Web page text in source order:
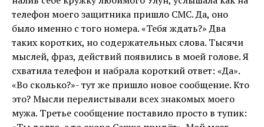
телефон моего защитника пришло СМС. Да, оно
было именно с того номера. «Тебя ждать?» Два
таких коротких, но содержательных слова. Тысячи
мыслей, фраз, действий появились в моей голове. Я
схватила телефон и набрала короткий ответ: «Да».
«Во сколько?»- тут же пришло новое сообщение. Кто
это? Мысли перелистывали всех знакомых моего
мужа. Третье сообщение поставило просто в тупик: